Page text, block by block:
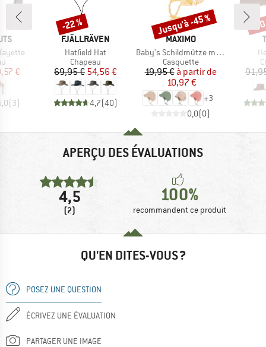
réduit
€
(3)
MARQUE
FJÄLLRÄVEN
Article
Hatfield Hat
Product group
Chapeau
Prix
69,95 €Prix réduit
54,56 €
4,7(40)
Remise
-22 %
MARQUE
MAXIMO
Article
Baby's Schildmütze m. Ohrenschutz
Product group
Casquette
Prix
19,95 € Prix réduit
à partir de
10,97 €
+3
0,0(0)
Remise
Jusqu'à -45 % -
APERÇU DES ÉVALUATIONS
4,5
(2)
100%
recommandent ce produit
QU'EN DITES-VOUS ?
POSEZ UNE QUESTION
ÉCRIVEZ UNE ÉVALUATION
PARTAGER UNE IMAGE